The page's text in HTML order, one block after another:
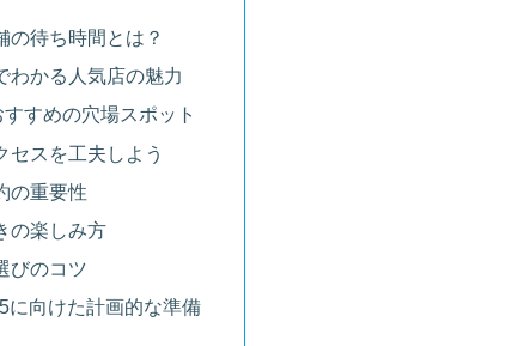
の待ち時間とは？
わかる人気店の魅力
すめの穴場スポット
セスを工夫しよう
の重要性
の楽しみ方
びのコツ
に向けた計画的な準備